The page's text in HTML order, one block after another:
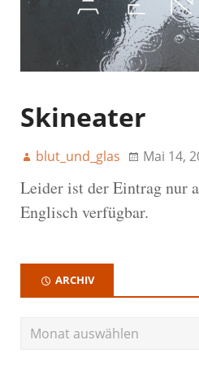
Skineater
blut_und_glas Mai 14,
Leider ist der Eintrag nur
Englisch verfügbar.
ARCHIV